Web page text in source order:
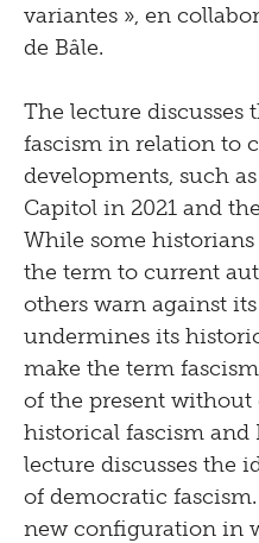
variantes », en
de Bâle.
The lecture
fascism in relation to
developments, such
Capitol in 2021 and
While some
the term to current
others warn against
undermines its
make the term
of the present
historical fascism and
lecture discusses the
of democratic
new configuration in